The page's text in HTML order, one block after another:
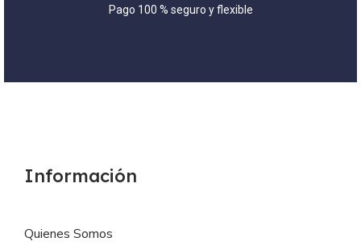
Pago 100 % seguro y flexible
Información
Quienes Somos